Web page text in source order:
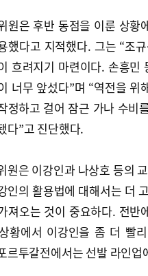
원은 후반 동점을 이룬 상황
했다고 지적했다. 그는 “조
흐려지기 마련이다. 손흥민
너무 앞섰다”며 “역전을
정하고 걸어 잠근 가나 수비
다”고 진단했다.
원은 이강인과 나상호 등의
인의 활용법에 대해서는 더
져오는 것이 중요하다. 전반
황에서 이강인을 좀 더 빨
르투갈전에서는 선발 라인